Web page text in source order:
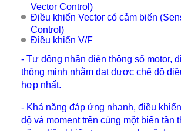
Vector Control)
Điều khiển Vector có cảm biến
Control)
Điều khiển V/F
- Tự động nhận diện thông số motor,
thông minh nhằm đạt được chế độ
hợp nhất.
- Khả năng đáp ứng nhanh, điều
độ và moment trên cùng một biến tần